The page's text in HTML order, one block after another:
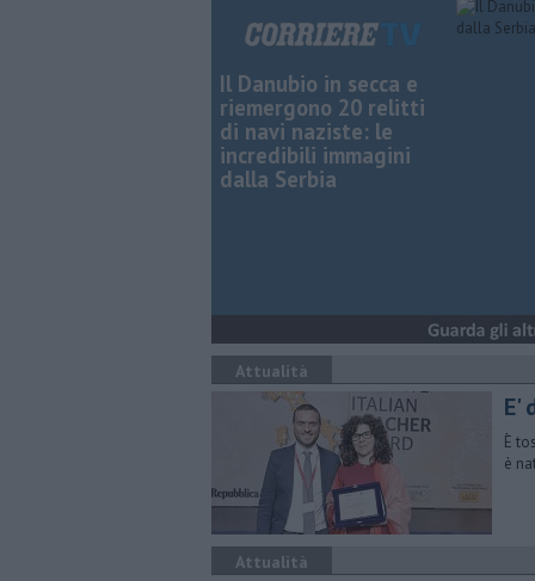
Il Danubio in secca e
riemergono 20 relitti
di navi naziste: le
incredibili immagini
dalla Serbia
Attualità
E'
​È
è
Attualità